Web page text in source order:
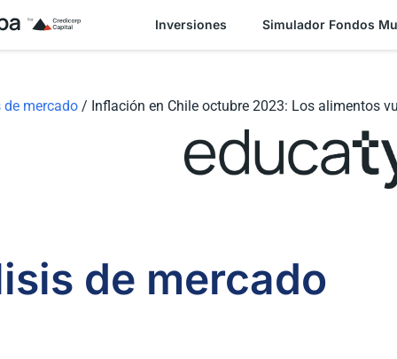
Inversiones Simulador Fondos
de mercado / Inflación en Chile octubre 2023: Los alimentos
de mercado